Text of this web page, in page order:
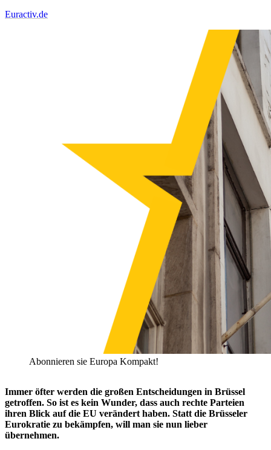
Euractiv.de
Abonnieren sie Europa Kompakt!
Immer öfter werden die großen Entscheidungen in Brüssel
getroffen. So ist es kein Wunder, dass auch rechte Parteien
ihren Blick auf die EU verändert haben. Statt die Brüsseler
Eurokratie zu bekämpfen, will man sie nun lieber
übernehmen.